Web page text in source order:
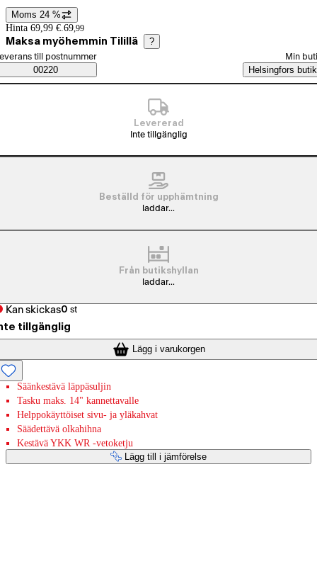
Prisinformation
Moms 24 %
Hinta 69,99 €. 69,99
Maksa myöhemmin Tilillä ?
Saatavuustiedot
beställningssätt
till postnummer
00220
Min
Helsingfors butik
Levererad
Inte tillgänglig
Beställd för upphämtning
laddar...
Från butikshyllan
laddar...
Kan skickas0 st
tillgänglig
Lägg i varukorgen
Säänkestävä läppäsuljin
Tasku maks. 14" kannettavalle
Helppokäyttöiset sivu- ja yläkahvat
Säädettävä olkahihna
Kestävä YKK WR -vetoketju
Lägg till i jämförelse